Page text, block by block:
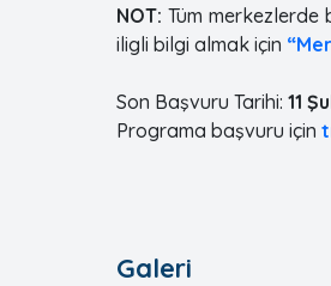
NOT:Tüm
iligli bilgi almak için
Son Başvuru Tarihi: 11
Programa başvuru için
Galeri